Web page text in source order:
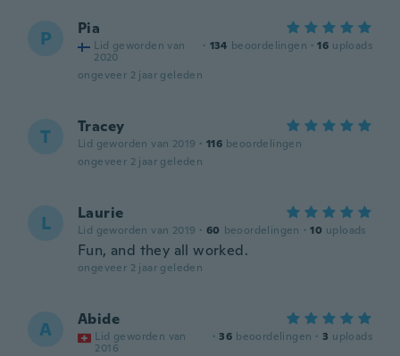
P Pia
Lid geworden van
2020
· 134 beoordelingen · 16 uploads
ongeveer 2 jaar geleden
T Tracey
Lid geworden van 2019 · 116 beoordelingen
ongeveer 2 jaar geleden
L Laurie
Lid geworden van 2019 · 60 beoordelingen · 10 uploads
Fun, and they all worked.
ongeveer 2 jaar geleden
A Abide
Lid geworden van
2016
· 36 beoordelingen · 3 uploads